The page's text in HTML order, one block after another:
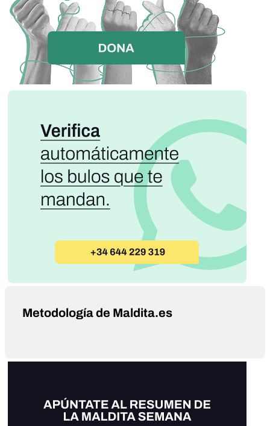
Metodología de Maldita.es